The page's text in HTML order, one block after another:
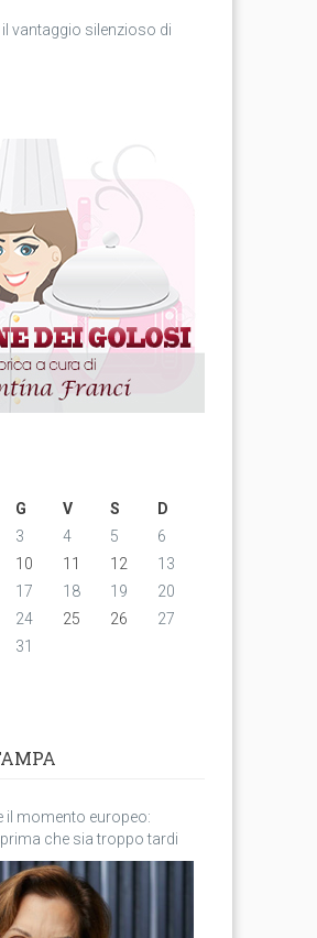
il vantaggio silenzioso di
G V S
D
3 4 5
6
10 11 12
13
17 18 19
20
24 25 26
27
31
il momento europeo:
che sia troppo tardi